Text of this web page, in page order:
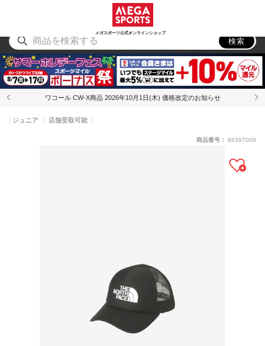
メガスポーツ公式オンラインショップ
アウトドア
検索
ワコール CW-X商品 2026年10月1日(木) 価格改定のお知らせ
ジュニア 店舗受取可能
商品番号： 85397008